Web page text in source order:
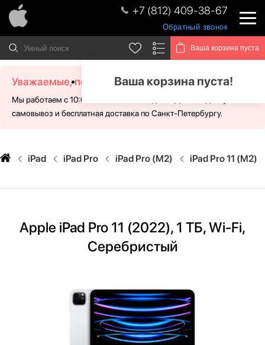
+7 (812) 409-38-67
Обратный звонок
Ваша корзина пуста
Ваша корзина пуста!
Уважаемые, посетители!
Мы работаем с 10:00 - 21:00 без выходных. Для Вас доступен
самовывоз и бесплатная доставка по Санкт-Петербургу.
iPad iPad Pro iPad Pro (M2) iPad Pro 11 (M2)
Apple iPad Pro 11 (2022), 1 ТБ, Wi-Fi,
Cеребристый